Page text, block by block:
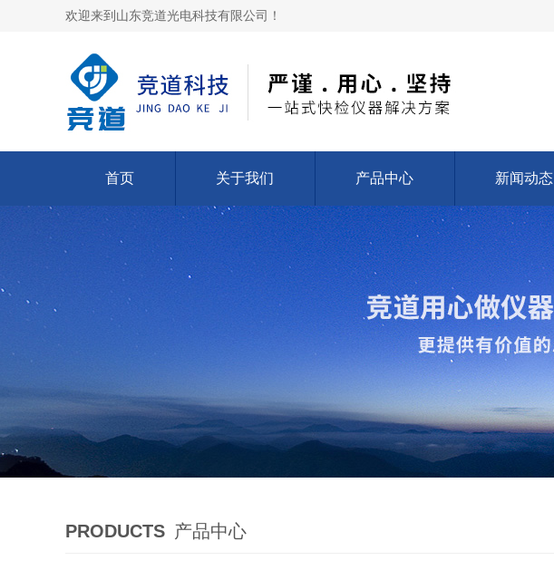
欢迎来到山东竞道光电科技有限公司！
首页 关于我们 产品中心 新闻动态
PRODUCTS 产品中心